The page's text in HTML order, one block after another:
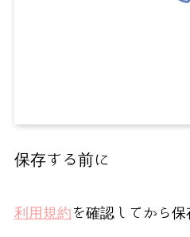
保存する前に
利用規約 を確認してから保